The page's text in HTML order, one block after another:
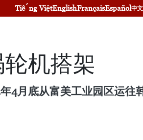
Tiếng ViệtEnglishFrançaisEspañol中文
机搭架
4月底从富美工业园区运往